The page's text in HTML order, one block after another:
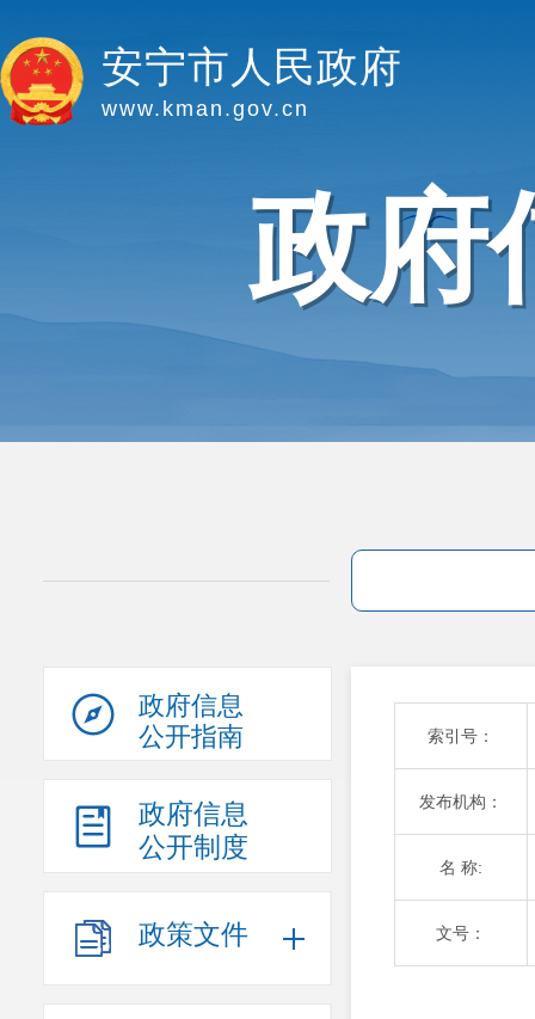
安宁市人民政府
www.kman.gov.cn
政府
政府信息
公开指南
政府信息
公开制度
政策文件
索引号：
发布机构：
名 称:
文号：